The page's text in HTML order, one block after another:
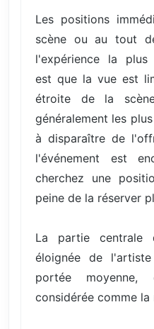
Les positions
scène ou au tout
l'expérience la plus
est que la vue est
étroite de la
généralement les
à disparaître de
l'événement est
cherchez une
peine de la réserver
La partie centrale
éloignée de
portée moyenne,
considérée comme